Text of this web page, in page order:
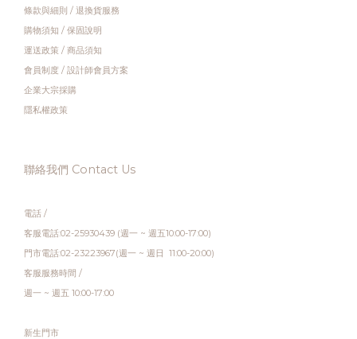
條款與細則 / 退換貨服務
購物須知 / 保固說明
運送政策 / 商品須知
會員制度 / 設計師會員方案
企業大宗採購
隱私權政策
聯絡我們 Contact Us
電話 /
客服電話:02-25930439 (週一 ~ 週五10:00-17:00)
門市電話:02-23223967(週一 ~ 週日 11:00-20:00)
客服服務時間 /
週一 ~ 週五 10:00-17:00
新生門市